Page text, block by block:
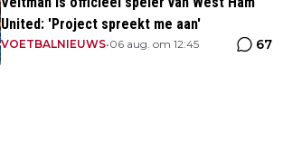
United: 'Project spreekt me aan'
VOETBALNIEUWS•06 aug. om 12:45 67